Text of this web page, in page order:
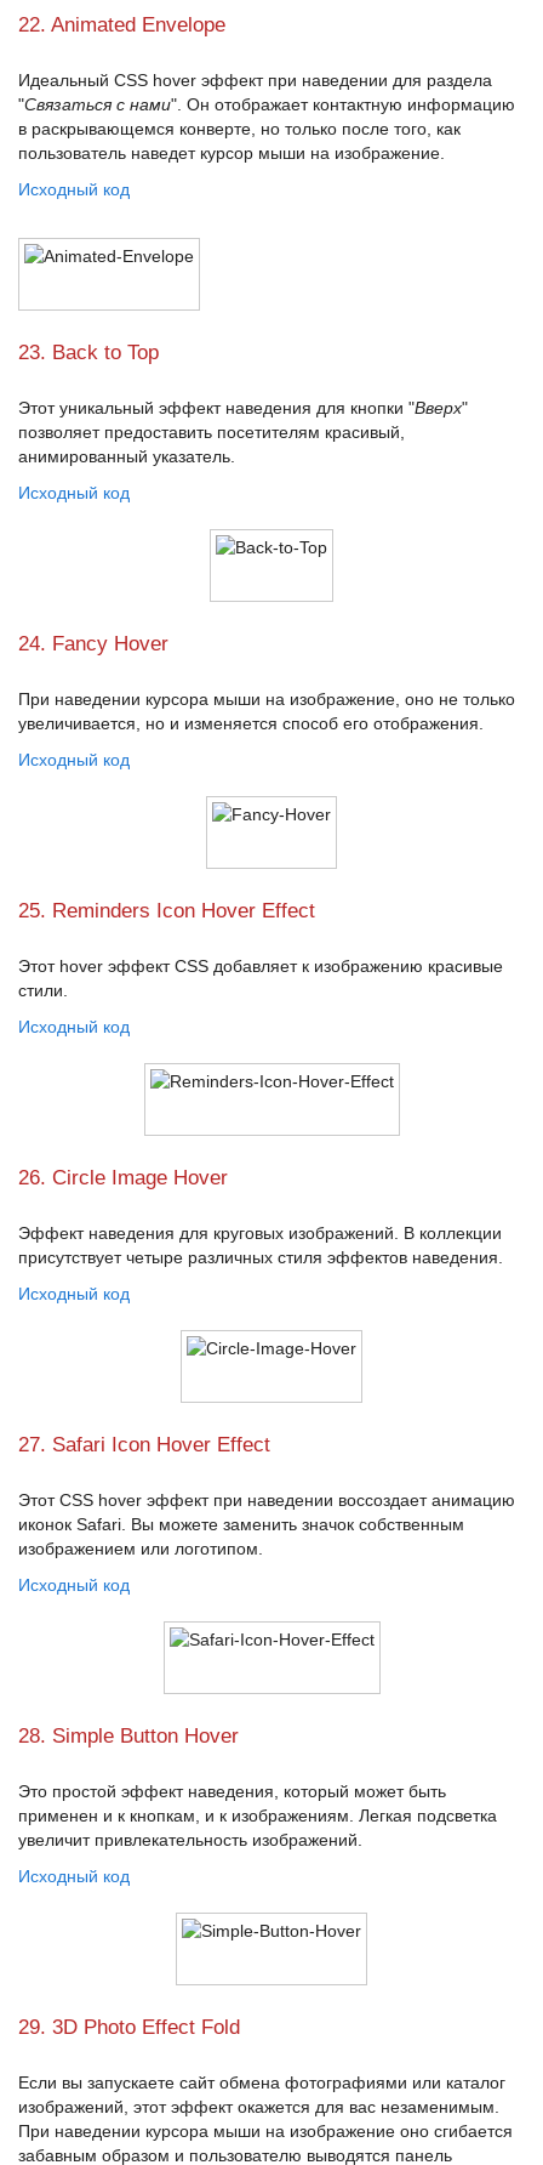
22. Animated Envelope
Идеальный CSS hover эффектпри наведении для раздела
"Связаться с нами". Он отображает контактную информацию
в раскрывающемся конверте, но только после того, как
пользователь наведет курсор мыши на изображение.
Исходный код
23. Back to Top
Этот уникальный эффект наведения для кнопки "Вверх"
позволяет предоставить посетителям красивый,
анимированный указатель.
Исходный код
24. Fancy Hover
При наведении курсора мыши на изображение, оно не только
увеличивается, но и изменяется способ его отображения.
Исходный код
25. Reminders Icon Hover Effect
Этот hover эффект CSS добавляет к изображению красивые
стили.
Исходный код
26. Circle Image Hover
Эффект наведения для круговых изображений. В коллекции
присутствует четыре различных стиля эффектов наведения.
Исходный код
27. Safari Icon Hover Effect
ЭтотCSS hover эффектпри наведении воссоздает анимацию
иконок Safari . Вы можете заменить значок собственным
изображением или логотипом.
Исходный код
28. Simple Button Hover
Это простой эффект наведения, который может быть
применен и к кнопкам, и к изображениям. Легкая подсветка
увеличит привлекательность изображений.
Исходный код
29. 3D Photo Effect Fold
Если вы запускаете сайт обмена фотографиями или каталог
изображений, этот эффект окажется для вас незаменимым.
При наведении курсора мыши на изображение оно сгибается
забавным образом и пользователю выводятся панель